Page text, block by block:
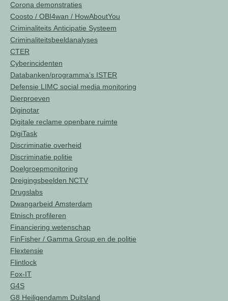
Corona demonstraties
Coosto / OBI4wan / HowAboutYou
Criminaliteits Anticipatie Systeem
Criminaliteitsbeeldanalyses
CTER
Cyberincidenten
Databanken/programma’s ISTER
Defensie LIMC social media monitoring
Dierproeven
Diginotar
Digitale reclame openbare ruimte
DigiTask
Discriminatie overheid
Discriminatie politie
Doelgroepmonitoring
Dreigingsbeelden NCTV
Drugslabs
Dwangarbeid Amsterdam
Etnisch profileren
Financiering wetenschap
FinFisher / Gamma Group en de politie
Flextensie
Flintlock
Fox-IT
G4S
G8 Heiligendamm Duitsland